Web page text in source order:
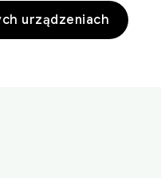
urządzeniach